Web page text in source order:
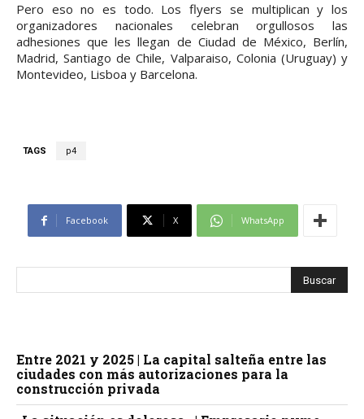
Pero eso no es todo. Los flyers se multiplican y los
organizadores nacionales celebran orgullosos las
adhesiones que les llegan de Ciudad de México, Berlín,
Madrid, Santiago de Chile, Valparaiso, Colonia (Uruguay) y
Montevideo, Lisboa y Barcelona.
TAGS p4
Facebook X WhatsApp
Entre 2021 y 2025 | La capital salteña entre las
ciudades con más autorizaciones para la
construcción privada